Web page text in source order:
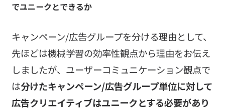
でユニークとできるか
キャンペーン/広告グループを分ける理由として、
先ほどは機械学習の効率性観点から理由をお伝え
しましたが、ユーザーコミュニケーション観点で
は分けたキャンペーン/広告グループ単位に対して
広告クリエイティブはユニークとする必要があり